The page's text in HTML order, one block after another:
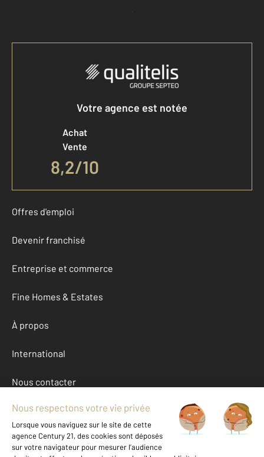
Accéder à mon compte
Votre agence est notée
Achat
Vente
8,2/10
Offres d'emploi
Devenir franchisé
Entreprise et commerce
Fine Homes & Estates
À propos
International
Nous contacter
Mentions légales & CGU et Barèmes d'honoraires
Données personnelles